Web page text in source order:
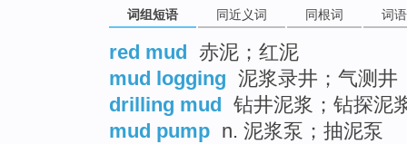
词组短语 同近义词 同根词 词
red mud 赤泥；红泥
mud logging 泥浆录井；气测井
drilling mud 钻井泥浆；钻探泥
mud pump n. 泥浆泵；抽泥泵